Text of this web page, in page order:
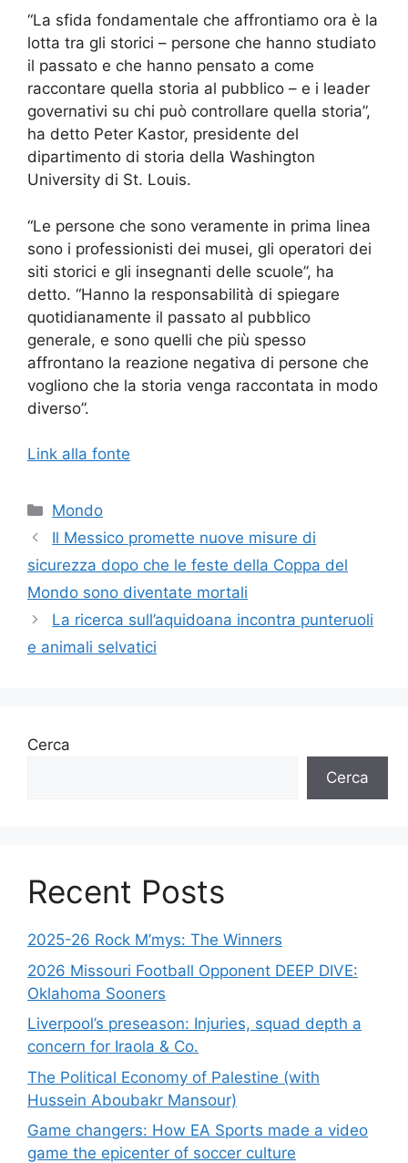
“La sfida fondamentale che affrontiamo ora è la
lotta tra gli storici – persone che hanno studiato
il passato e che hanno pensato a come
raccontare quella storia al pubblico – e i leader
governativi su chi può controllare quella storia”,
ha detto Peter Kastor, presidente del
dipartimento di storia della Washington
University di St. Louis.
“Le persone che sono veramente in prima linea
sono i professionisti dei musei, gli operatori dei
siti storici e gli insegnanti delle scuole”, ha
detto. “Hanno la responsabilità di spiegare
quotidianamente il passato al pubblico
generale, e sono quelli che più spesso
affrontano la reazione negativa di persone che
vogliono che la storia venga raccontata in modo
diverso”.
Link alla fonte
Categorie
Mondo
Il Messico promette nuove misure di
sicurezza dopo che le feste della Coppa del
Mondo sono diventate mortali
La ricerca sull’aquidoana incontra punteruoli
e animali selvatici
Cerca
Cerca
Recent Posts
2025-26 Rock M’mys: The Winners
2026 Missouri Football Opponent DEEP DIVE:
Oklahoma Sooners
Liverpool’s preseason: Injuries, squad depth a
concern for Iraola & Co.
The Political Economy of Palestine (with
Hussein Aboubakr Mansour)
Game changers: How EA Sports made a video
game the epicenter of soccer culture